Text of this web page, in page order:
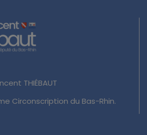
THIÉBAUT
Circonscription du Bas-Rhin.